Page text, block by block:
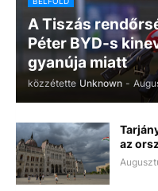
A Tiszás
Péter BYD-s
gyanúja miatt
közzétette Unknown -
az